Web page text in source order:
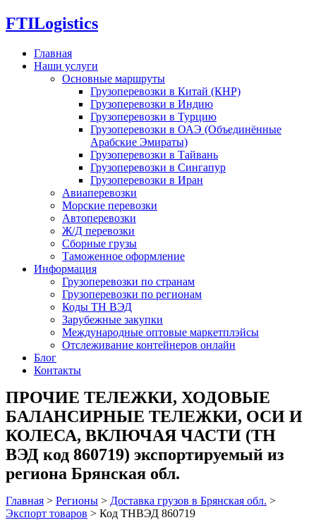
FTILogistics
Главная
Наши услуги
Основные маршруты
Грузоперевозки в Китай (КНР)
Грузоперевозки в Индию
Грузоперевозки в Турцию
Грузоперевозки в ОАЭ (Объединённые
Арабские Эмираты)
Грузоперевозки в Тайвань
Грузоперевозки в Сингапур
Грузоперевозки в Иран
Авиаперевозки
Морские перевозки
Автоперевозки
Ж/Д перевозки
Сборные грузы
Таможенное оформление
Информация
Грузоперевозки по странам
Грузоперевозки по регионам
Коды ТН ВЭД
Зарубежные закупки
Международные оптовые маркетплэйсы
Отслеживание контейнеров онлайн
Блог
Контакты
ПРОЧИЕ ТЕЛЕЖКИ, ХОДОВЫЕ
БАЛАНСИРНЫЕ ТЕЛЕЖКИ, ОСИ И
КОЛЕСА, ВКЛЮЧАЯ ЧАСТИ (ТН
ВЭД код 860719) экспортируемый из
региона Брянская обл.
Главная > Регионы > Доставка грузов в Брянская обл. >
Экспорт товаров > Код ТНВЭД 860719